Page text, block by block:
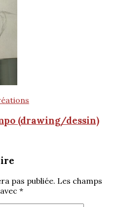
(drawing/dessin)
pas publiée. Les champs
*